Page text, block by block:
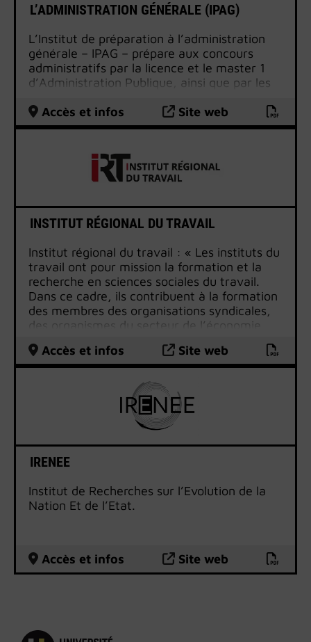
L’ADMINISTRATION GÉNÉRALE (IPAG)
L’Institut de préparation à l’administration
générale – IPAG – prépare aux concours
administratifs par la licence et le master 1
d’Administration Publique, ainsi que par les
aux concours A et B de la fonction publique.
Accès et infos Site web
INSTITUT RÉGIONAL DU TRAVAIL
Institut régional du travail : « Les instituts du
travail ont pour mission la formation et la
recherche en sciences sociales du travail.
Dans ce cadre, ils contribuent à la formation
des membres des organisations syndicales,
des organismes du secteur de l’économie
266 du 25 avril 1989 relatif aux Instituts du
Travail.)
Accès et infos Site web
IRENEE
Institut de Recherches sur l’Evolution de la
Nation Et de l’Etat.
Accès et infos Site web